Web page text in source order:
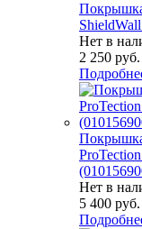
Нет в
2 250 руб.
Нет в
5 400 руб.